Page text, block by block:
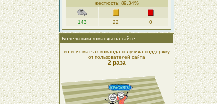
жесткость: 89.34%
143 22 0
Болельщики команды на сайте
во всех матчах команда получила поддержку
от пользователей сайта
2 раза